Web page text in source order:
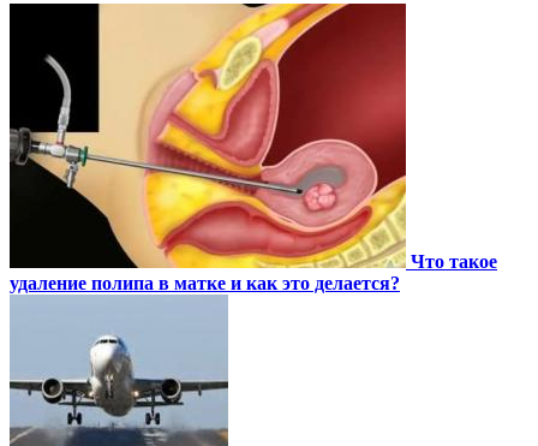
Что такое
удаление полипа в матке и как это делается?